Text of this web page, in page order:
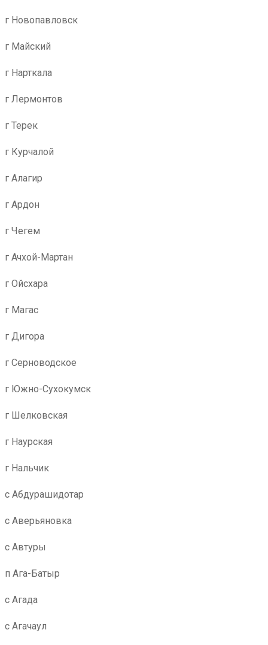
г Новопавловск
г Майский
г Нарткала
г Лермонтов
г Терек
г Курчалой
г Алагир
г Ардон
г Чегем
г Ачхой-Мартан
г Ойсхара
г Магас
г Дигора
г Серноводское
г Южно-Сухокумск
г Шелковская
г Наурская
г Нальчик
с Абдурашидотар
с Аверьяновка
с Автуры
п Ага-Батыр
с Агада
с Агачаул